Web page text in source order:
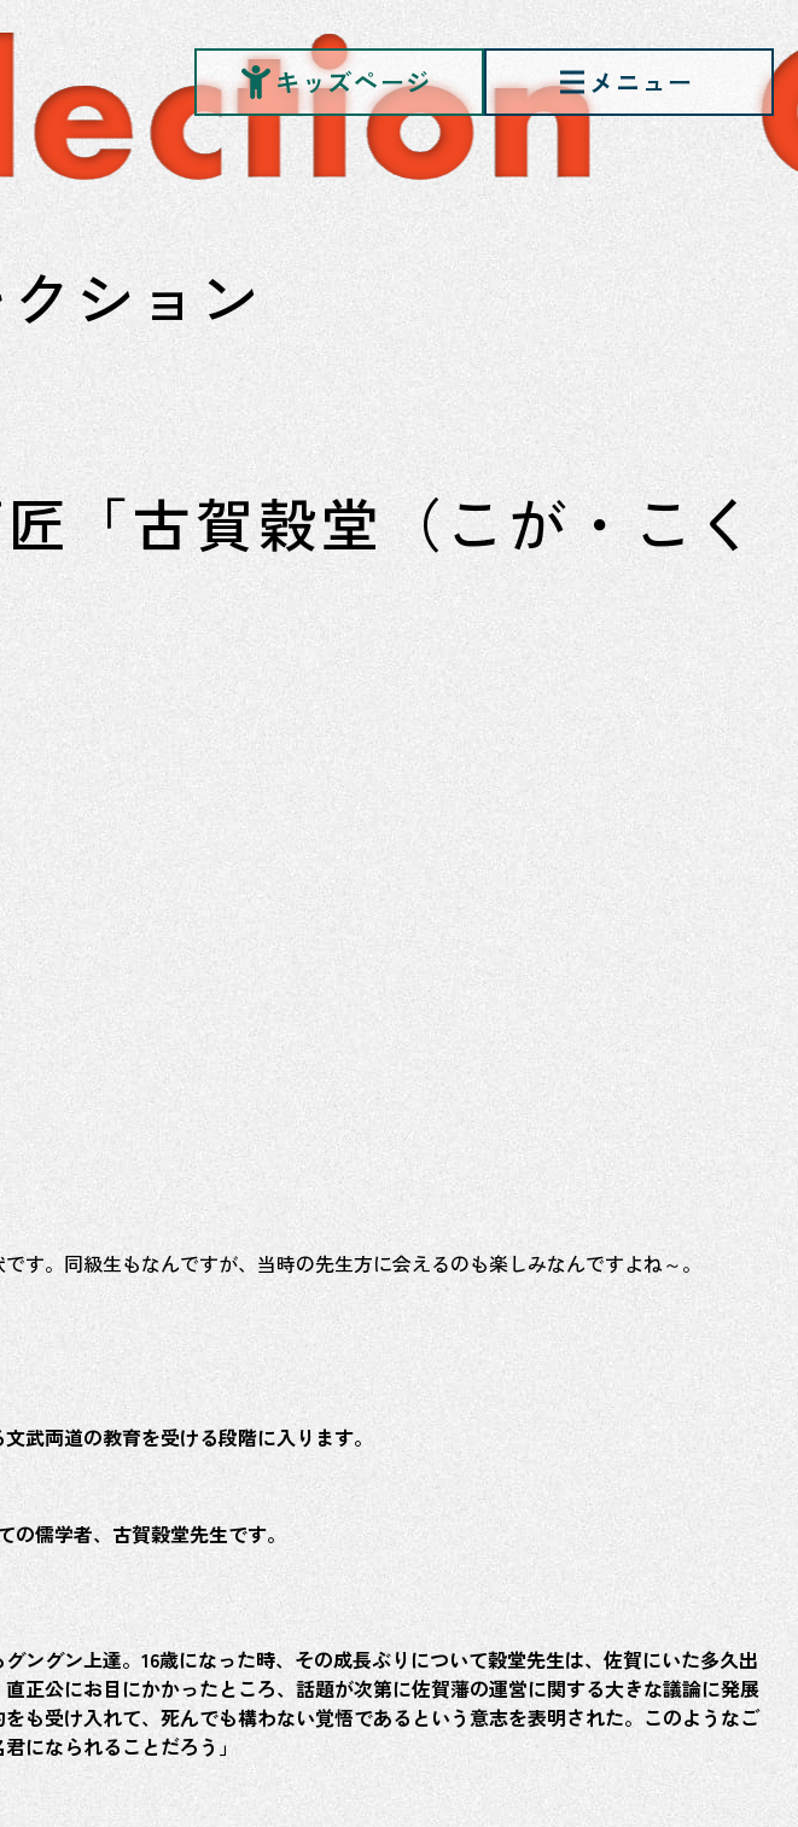
ホーム
新着情報
キッズページ
ション
「古賀穀堂（こが・こく
。同級生もなんですが、当時の先生方に会えるのも楽しみなんですよね～。
武両道の教育を受ける段階に入ります。
儒学者、古賀穀堂先生です。
ングン上達。16歳になった時、その成長ぶりについて穀堂先生は、佐賀にいた多久出
正公にお目にかかったところ、話題が次第に佐賀藩の運営に関する大きな議論に発展
も受け入れて、死んでも構わない覚悟であるという意志を表明された。このようなご
になられることだろう」